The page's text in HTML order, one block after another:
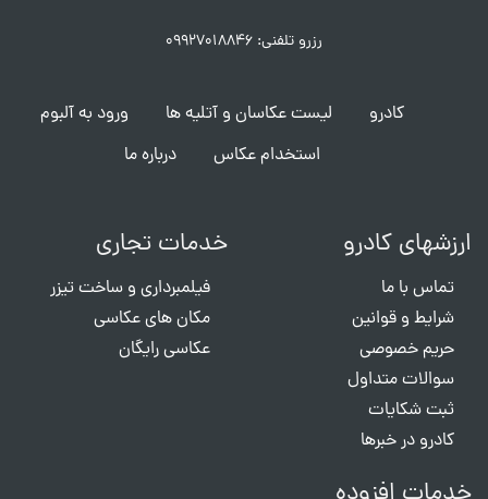
رزرو تلفنی: ۰۹۹۲۷۰۱۸۸۴۶
کادرو لیست عکاسان و آتلیه ها
ورود به آلبوم
استخدام عکاس
درباره ما
ارزشهای کادرو
تماس با ما
شرایط و قوانین
حریم خصوصی
سوالات متداول
ثبت شکایات
کادرو در خبرها
خدمات تجاری
فیلمبرداری و ساخت تیزر
مکان های عکاسی
عکاسی رایگان